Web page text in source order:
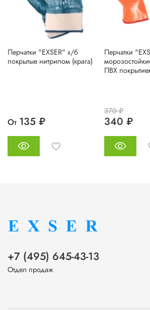
Перчатки "EXSER" х/б
покрытые нитрилом (крага)
От 135 ₽
Перчатки
ПВХ
370 ₽
340 ₽
+7 (495) 645-43-13
Отдел продаж